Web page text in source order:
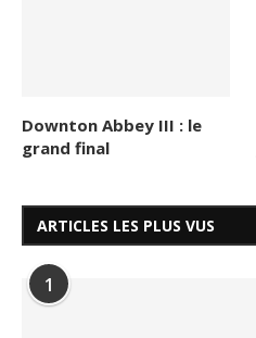
Downton Abbey III : le
grand final
ARTICLES LES PLUS VUS
1